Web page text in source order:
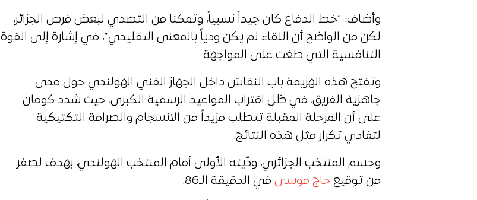
وأضاف: “خط الدفاع كان جيداً نسبياً، وتمكنا من التصدي لبعض فرص الجزائر،
لكن من الواضح أن اللقاء لم يكن ودياً بالمعنى التقليدي”، في إشارة إلى القوة
التنافسية التي طغت على المواجهة.
وتفتح هذه الهزيمة باب النقاش داخل الجهاز الفني الهولندي حول مدى
جاهزية الفريق، في ظل اقتراب المواعيد الرسمية الكبرى، حيث شدد كومان
على أن المرحلة المقبلة تتطلب مزيداً من الانسجام والصرامة التكتيكية
لتفادي تكرار مثل هذه النتائج.
وحسم المنتخب الجزائري، ودّيته الأولى أمام المنتخب الهولندي، بهدف لصفر
من توقيع حاج موسى في الدقيقة الـ86.